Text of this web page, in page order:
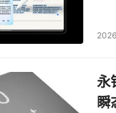
升级
JavaEE分布式开发
永
瞬